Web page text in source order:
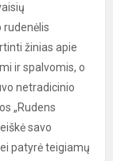
rudenėlis
žinias apie
ir spalvomis, o
netradicinio
„Rudens
savo
patyrė teigiamų